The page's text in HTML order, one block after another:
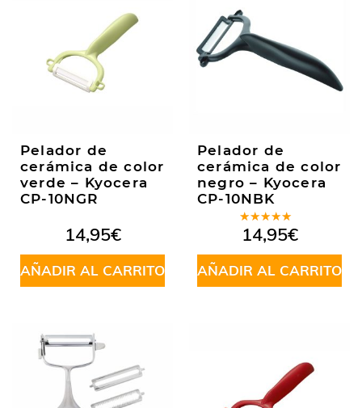
Pelador de
cerámica de color
verde – Kyocera
CP-10NGR
14,95€
AÑADIR AL CARRITO
Pelador de
cerámica de color
negro – Kyocera
CP-10NBK
Valorado
en5.00de
5
14,95€
AÑADIR AL CARRITO